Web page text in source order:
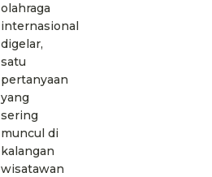
olahraga
internasional
digelar,
satu
pertanyaan
yang
sering
muncul di
kalangan
wisatawan